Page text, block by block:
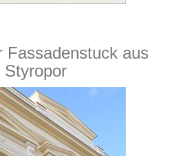
Fassadenstuck aus
Styropor